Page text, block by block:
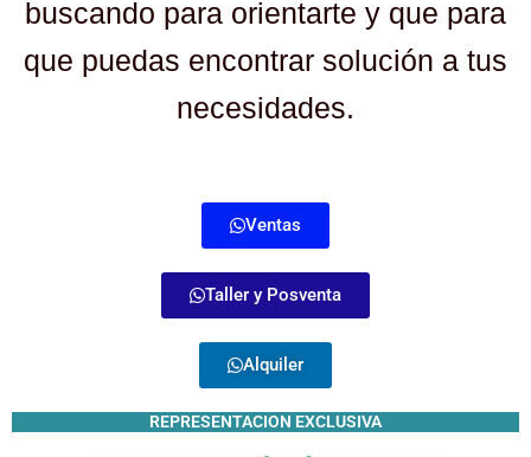
buscando para orientarte y que para
que puedas encontrar solución a tus
necesidades.
Ventas
Taller y Posventa
Alquiler
REPRESENTACION EXCLUSIVA